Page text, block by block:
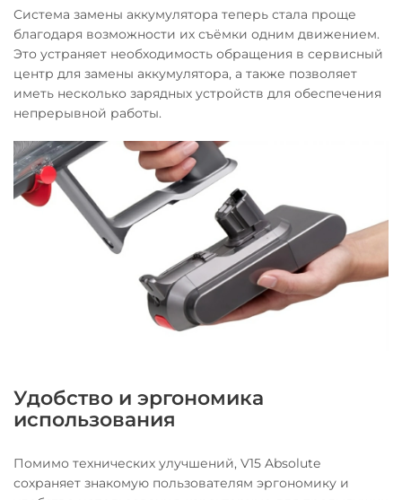
Система замены аккумулятора теперь стала проще
благодаря возможности их съёмки одним движением.
Это устраняет необходимость обращения в сервисный
центр для замены аккумулятора, а также позволяет
иметь несколько зарядных устройств для обеспечения
непрерывной работы.
Удобство и эргономика
использования
Помимо технических улучшений, V15 Absolute
сохраняет знакомую пользователям эргономику и